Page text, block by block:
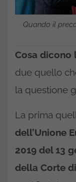
Quando il
Cosa dicono
due quello
la questione
La prima
dell’Unione
2019 del 13
della Corte